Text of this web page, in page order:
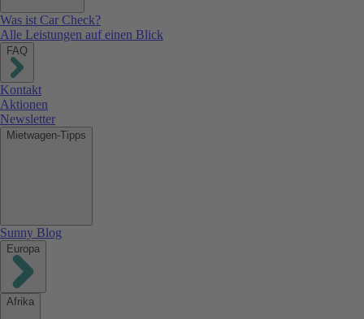
Was ist Car Check?
Alle Leistungen auf einen Blick
FAQ
Kontakt
Aktionen
Newsletter
Mietwagen-Tipps
Sunny Blog
Europa
Afrika